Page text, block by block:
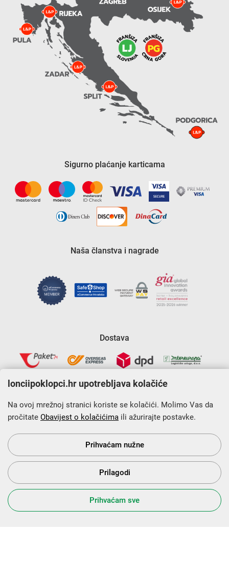
Sigurno plaćanje karticama
Naša članstva i nagrade
Dostava
Krajnji primatelj financijskog instrumenta sufinanciranog iz
Europskog fonda za regionalni razvoj u sklopu Operativnog
programa „Konkurentnost i kohezija”.
s Vama od 2014. godine!
lonciipoklopci.hr upotrebljava kolačiće
Na ovoj mrežnoj stranici koriste se kolačići. Molimo Vas da
pročitate Obavijest o kolačićima ili ažurirajte postavke.
Prihvaćam nužne
Prilagodi
Prihvaćam sve